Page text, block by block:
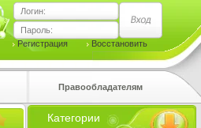
Логин:
Пароль:
Регистрация
Восстановить
Правообладателям
Категории